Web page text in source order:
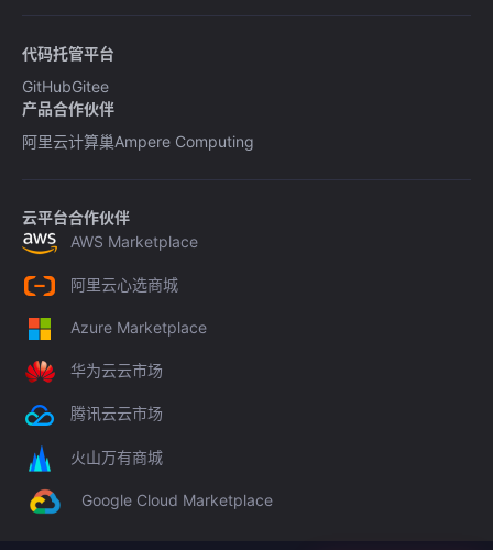
代码托管平台
GitHubGitee
产品合作伙伴
阿里云计算巢Ampere Computing
云平台合作伙伴
AWS Marketplace
阿里云心选商城
Azure Marketplace
华为云云市场
腾讯云云市场
火山万有商城
Google Cloud Marketplace